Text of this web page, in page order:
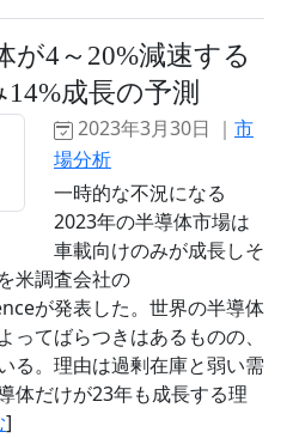
が4～20%減速する
成長の予測
2023年3月30日 ｜ 市
場分析
一時的な不況になる
2023年の半導体市場は
車載向けのみが成長しそ
米調査会社の
が発表した。世界の半導体
てばらつきはあるものの、
る。理由は過剰在庫と弱い需
体だけが23年も成長する理
]